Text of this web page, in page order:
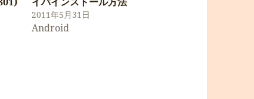
2011年5月31日
Android